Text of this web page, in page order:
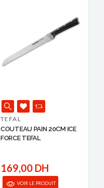
TEFAL
COUTEAU PAIN 20CM ICE
FORCE TEFAL
169,00 DH
VOIR LE PRODUIT